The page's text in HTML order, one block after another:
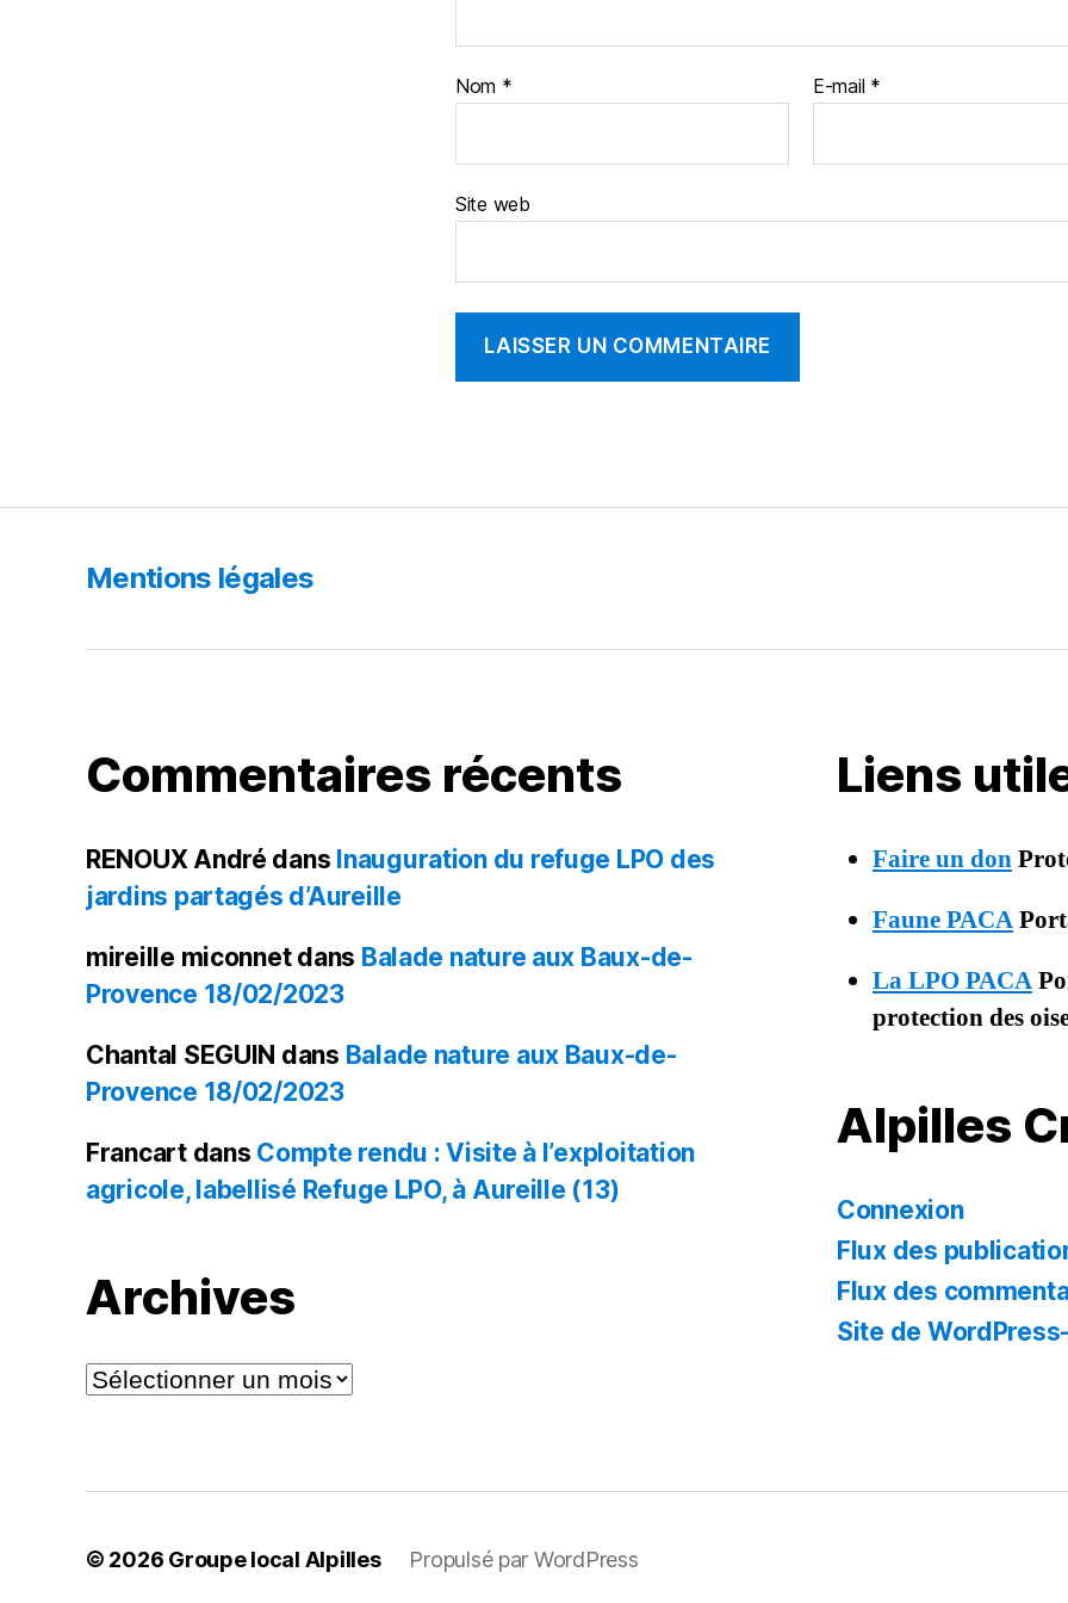
Nom * E-mail *
Site web
Mentions légales
Commentaires récents
RENOUX André dans Inauguration du refuge LPO des
jardins partagés d’Aureille
mireille miconnetdans Balade nature aux Baux-de-
Provence 18/02/2023
Chantal SEGUIN dans Balade nature aux Baux-de-
Provence 18/02/2023
Francartdans Compte rendu : Visite à l’exploitation
agricole, labellisé Refuge LPO, à Aureille (13)
Archives
Archives
Liens
Faire un don
Faune PACA
La LPO PACA
protection des
Alpilles
Connexion
Flux des
Flux des
Site de
© 2026 Groupe local Alpilles Propulsé par WordPress